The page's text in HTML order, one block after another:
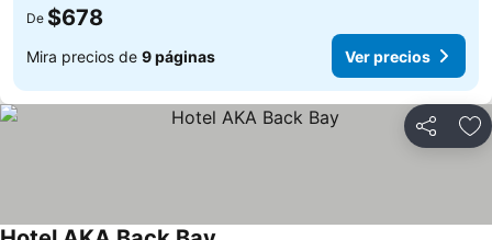
De $678
Mira precios de 9 páginas Ver precios
Compartir